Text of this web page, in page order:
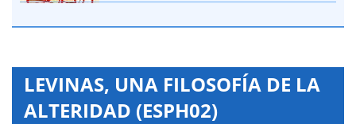
LEVINAS, UNA FILOSOFÍA DE LA
ALTERIDAD (ESPH02)